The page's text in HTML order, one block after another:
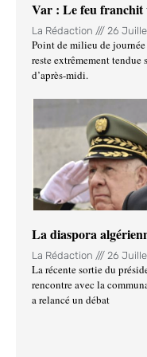
Var : Le feu franchit
La Rédaction 26
Point de milieu de
reste extrêmement
d’après-midi.
La diaspora
La Rédaction 26
La récente sortie du
rencontre avec la
a relancé un débat